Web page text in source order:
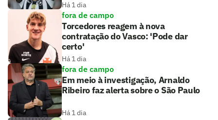
Há 1 dia
fora de campo
Torcedores reagem à nova
contratação do Vasco: 'Pode dar
certo'
Há 1 dia
fora de campo
Em meio à investigação, Arnaldo
Ribeiro faz alerta sobre o São Paulo
Há 1 dia